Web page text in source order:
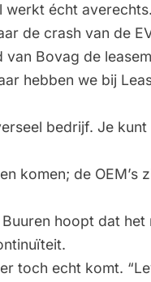
werkt écht
de crash van de
Bovag de
hebben we bij
bedrijf. Je
komen; de OEM’s
hoopt dat het
toch echt komt.